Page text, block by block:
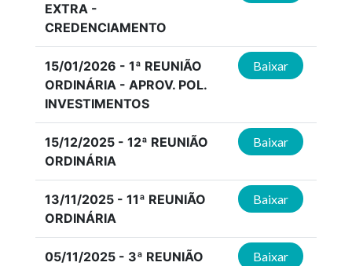
EXTRA -
CREDENCIAMENTO
15/01/2026 - 1ª REUNIÃO
ORDINÁRIA - APROV. POL.
INVESTIMENTOS
Baixar
15/12/2025 - 12ª REUNIÃO
ORDINÁRIA
Baixar
13/11/2025 - 11ª REUNIÃO
ORDINÁRIA
Baixar
05/11/2025 - 3ª REUNIÃO
Baixar